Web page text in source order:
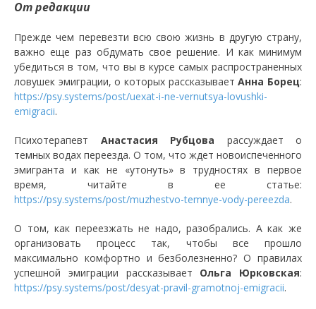
От редакции
Прежде чем перевезти всю свою жизнь в другую страну,
важно еще раз обдумать свое решение. И как минимум
убедиться в том, что вы в курсе самых распространенных
ловушек эмиграции, о которых рассказываетАнна Борец:
https://psy.systems/post/uexat-i-ne-vernutsya-lovushki-
emigracii.
Психотерапевт Анастасия Рубцова рассуждает о
темных водах переезда. О том, что ждет новоиспеченного
эмигранта и как не «утонуть» в трудностях в первое
время, читайте в ее статье:
https://psy.systems/post/muzhestvo-temnye-vody-pereezda.
О том, как переезжать не надо, разобрались. А как же
организовать процесс так, чтобы все прошло
максимально комфортно и безболезненно? О правилах
успешной эмиграции рассказывает Ольга Юрковская:
https://psy.systems/post/desyat-pravil-gramotnoj-emigracii.